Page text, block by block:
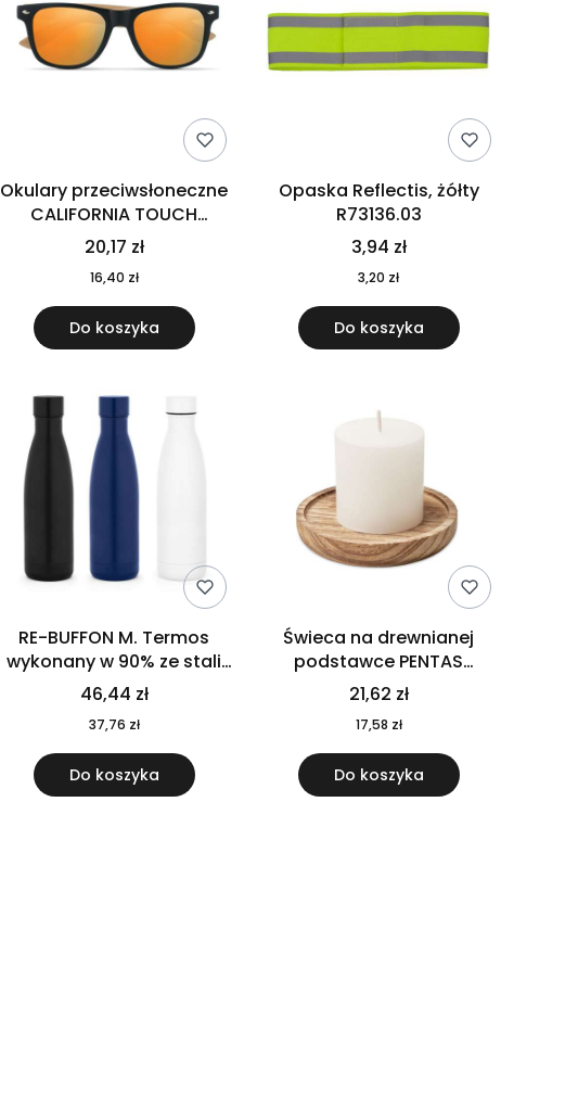
Okulary przeciwsłoneczne
CALIFORNIA TOUCH
MO9617-10
20,17 zł
16,40 zł
Do koszyka
Opaska Reflectis, żółty
R73136.03
3,94 zł
3,20 zł
Do koszyka
RE-BUFFON M. Termos
wykonany w 90% ze stali
nierdzewnej pochodzącej z
recyklingu 520 ml 94294
46,44 zł
37,76 zł
Do koszyka
Świeca na drewnianej
podstawce PENTAS
MO6282-40
21,62 zł
17,58 zł
Do koszyka